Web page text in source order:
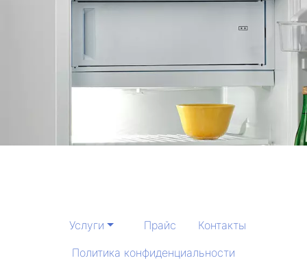
Услуги Прайс
Контакты
Политика конфиденциальности